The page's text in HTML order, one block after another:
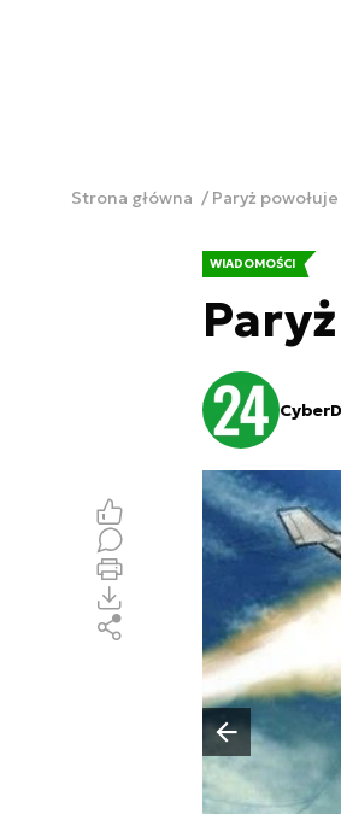
Strona główna Paryż
WIADOMOŚCI
Poprzedni